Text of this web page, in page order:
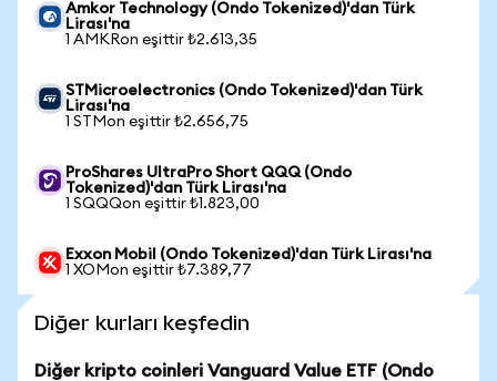
Amkor Technology (Ondo Tokenized)'dan Türk
Lirası'na
1 AMKRon eşittir ₺2.613,35
STMicroelectronics (Ondo Tokenized)'dan Türk
Lirası'na
1 STMon eşittir ₺2.656,75
ProShares UltraPro Short QQQ (Ondo
Tokenized)'dan Türk Lirası'na
1 SQQQon eşittir ₺1.823,00
Exxon Mobil (Ondo Tokenized)'dan Türk Lirası'na
1 XOMon eşittir ₺7.389,77
Diğer kurları keşfedin
Diğer kripto coinleri Vanguard Value ETF (Ondo